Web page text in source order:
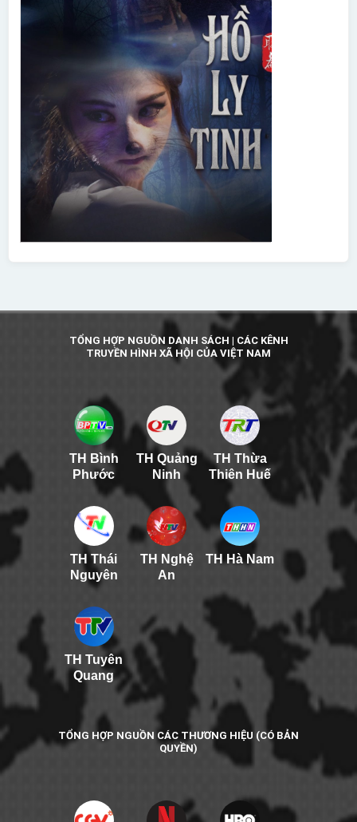
TỔNG HỢP NGUỒN DANH SÁCH | CÁC KÊNH
TRUYỀN HÌNH XÃ HỘI CỦA VIỆT NAM
TH Bình
Phước
TH Quảng
Ninh
TH Thừa
Thiên Huế
TH Thái
Nguyên
TH Nghệ
An
TH Hà Nam
TH Tuyên
Quang
TỔNG HỢP NGUỒN CÁC THƯƠNG HIỆU (CÓ BẢN
QUYỀN)